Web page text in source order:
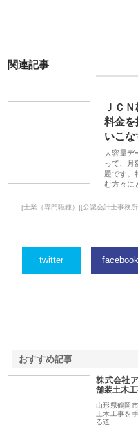
関連記事
ＪＣ
料金を
いこ
大容量デ
って、月
題です。
む方々に
[士業（専門職種）][公認会計士事務
twitter facebook
おすすめ記事
株式会社
舗装土木
山形県鶴岡
土木工事を
る道…